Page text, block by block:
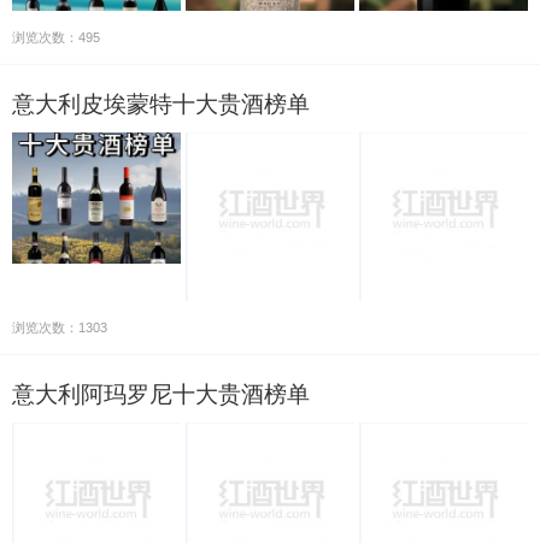
浏览次数：495
意大利皮埃蒙特十大贵酒榜单
浏览次数：1303
意大利阿玛罗尼十大贵酒榜单